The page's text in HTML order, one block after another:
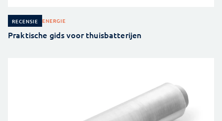
RECENSIE ENERGIE
Praktische gids voor thuisbatterijen